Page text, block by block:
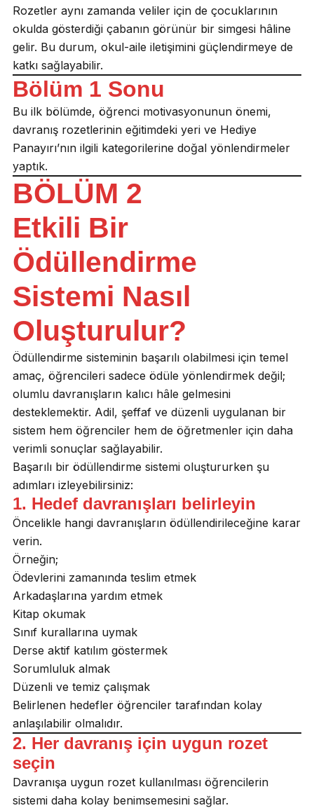
Rozetler aynı zamanda veliler için de çocuklarının
okulda gösterdiği çabanın görünür bir simgesi hâline
gelir. Bu durum, okul-aile iletişimini güçlendirmeye de
katkı sağlayabilir.
Bölüm 1 Sonu
Bu ilk bölümde, öğrenci motivasyonunun önemi,
davranış rozetlerinin eğitimdeki yeri ve Hediye
Panayırı’nın ilgili kategorilerine doğal yönlendirmeler
yaptık.
BÖLÜM 2
Etkili Bir
Ödüllendirme
Sistemi Nasıl
Oluşturulur?
Ödüllendirme sisteminin başarılı olabilmesi için temel
amaç, öğrencileri sadece ödüle yönlendirmek değil;
olumlu davranışların kalıcı hâle gelmesini
desteklemektir. Adil, şeffaf ve düzenli uygulanan bir
sistem hem öğrenciler hem de öğretmenler için daha
verimli sonuçlar sağlayabilir.
Başarılı bir ödüllendirme sistemi oluştururken şu
adımları izleyebilirsiniz:
1. Hedef davranışları belirleyin
Öncelikle hangi davranışların ödüllendirileceğine karar
verin.
Örneğin;
Ödevlerini zamanında teslim etmek
Arkadaşlarına yardım etmek
Kitap okumak
Sınıf kurallarına uymak
Derse aktif katılım göstermek
Sorumluluk almak
Düzenli ve temiz çalışmak
Belirlenen hedefler öğrenciler tarafından kolay
anlaşılabilir olmalıdır.
2. Her davranış için uygun rozet
seçin
Davranışa uygun rozet kullanılması öğrencilerin
sistemi daha kolay benimsemesini sağlar.